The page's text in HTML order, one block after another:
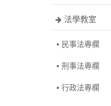
法學教室
民事法專欄
刑事法專欄
行政法專欄